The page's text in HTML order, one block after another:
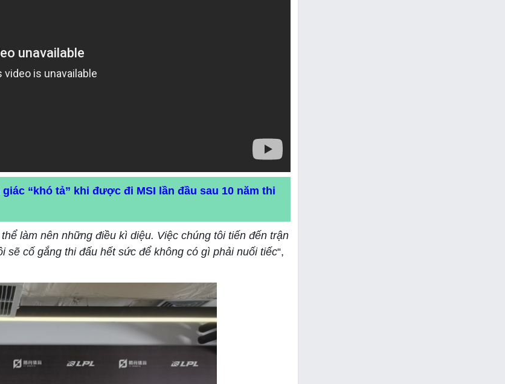
“khó tả” khi được đi MSI lần đầu sau 10 năm thi
làm nên những điều kì diệu. Việc chúng tôi tiến đến trận
cố gắng thi đấu hết sức để không có gì phải nuối tiếc“,